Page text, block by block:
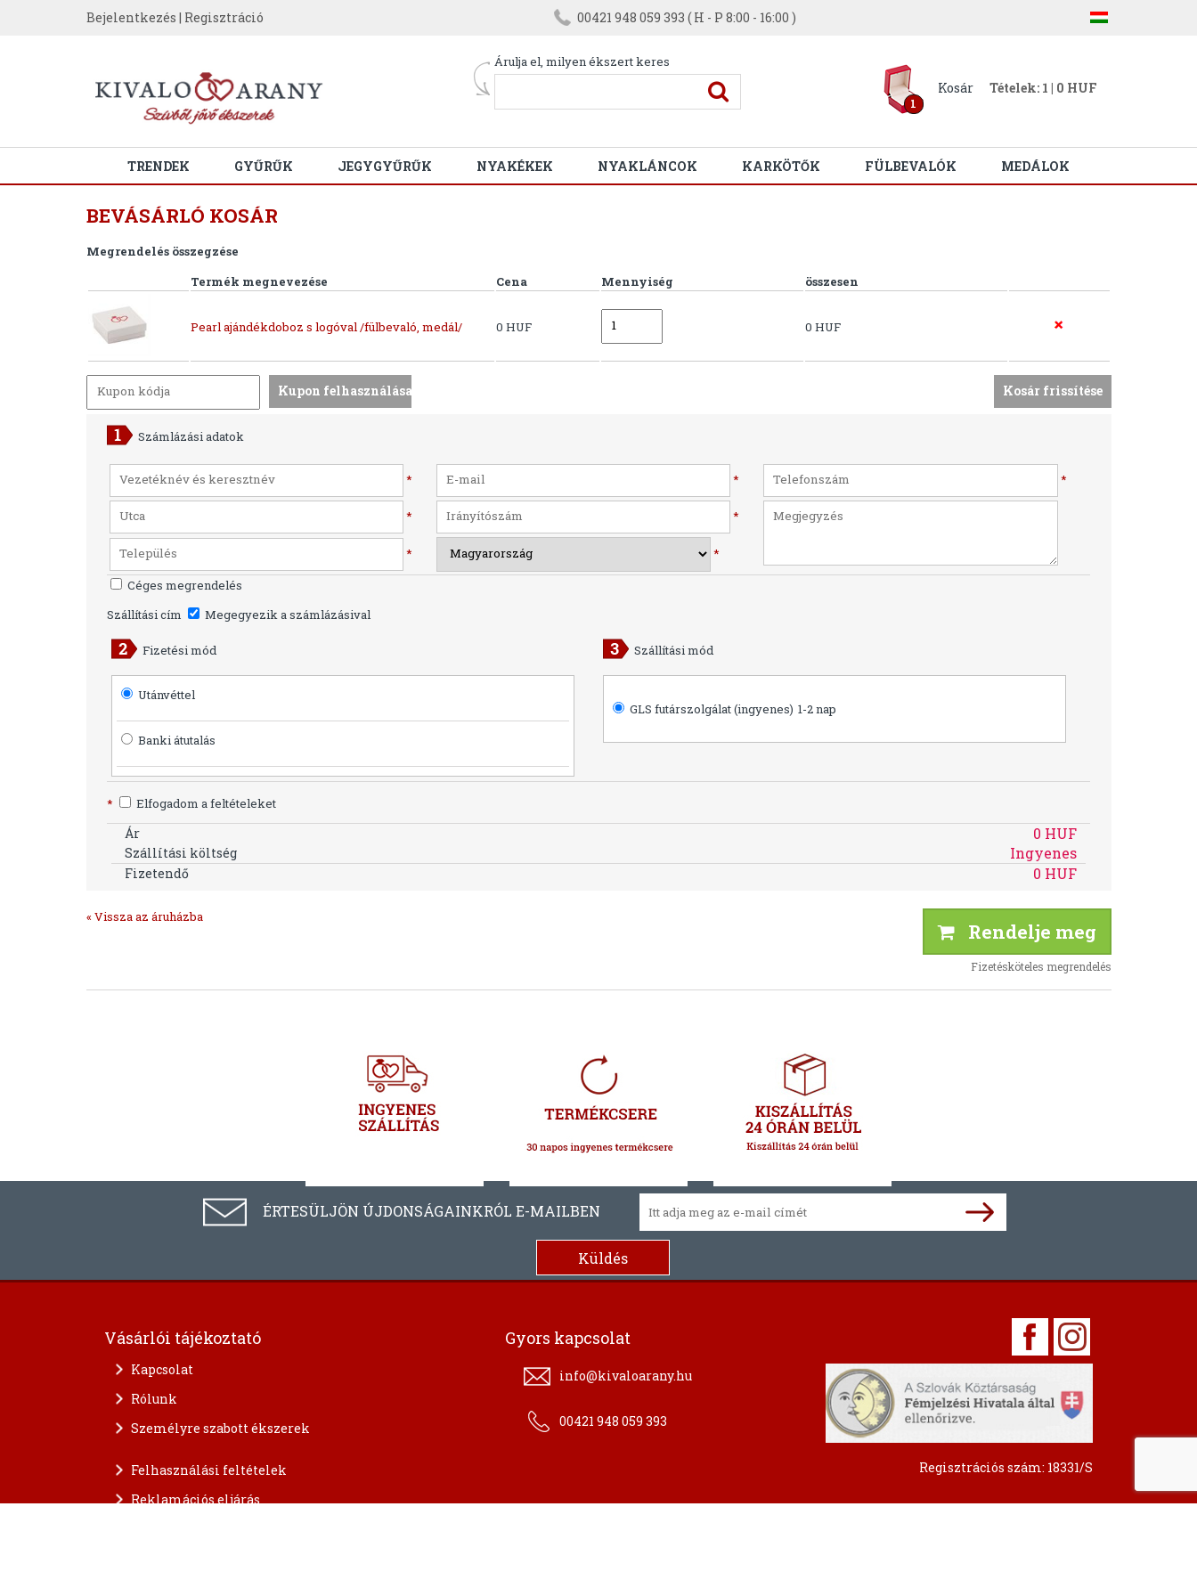
Bejelentkezés | Regisztráció 00421 948 059 393 ( H - P 8:00 - 16:00 )
Árulja el, milyen ékszert keres
1
Kosár Tételek: 1 | 0 HUF
TRENDEK GYŰRŰK JEGYGYŰRŰK NYAKÉKEK NYAKLÁNCOK KARKÖTŐK FÜLBEVALÓK MEDÁLOK
BEVÁSÁRLÓ KOSÁR
Megrendelés összegzése
Termék megnevezése
Cena Mennyiség összesen
Pearl ajándékdoboz s logóval /fülbevaló, medál/ 0 HUF 0 HUF
Számlázási adatok
* * *
* *
*
*
Céges megrendelés
Szállítási cím
Megegyezik a számlázásival
Fizetési mód
Utánvéttel
Banki átutalás
Szállítási mód
GLS futárszolgálat (ingyenes) 1-2 nap
* Elfogadom a feltételeket
Ár 0 HUF
Szállítási költség Ingyenes
Fizetendő 0 HUF
« Vissza az áruházba
Rendelje meg
Fizetésköteles megrendelés
ÉRTESÜLJÖN ÚJDONSÁGAINKRÓL E-MAILBEN
Vásárlói tájékoztató
Kapcsolat
Rólunk
Személyre szabott ékszerek
Felhasználási feltételek
Reklamációs eljárás
Gyors kapcsolat
info@kivaloarany.hu
00421 948 059 393
Regisztrációs szám: 18331/S